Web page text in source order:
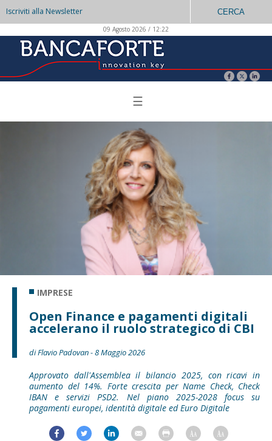
Iscriviti alla Newsletter CERCA
09 Agosto 2026 / 12:22
☰
IMPRESE
Open Finance e pagamenti digitali
accelerano il ruolo strategico di CBI
di Flavio Padovan - 8 Maggio 2026
Approvato dall'Assemblea il bilancio 2025, con ricavi in
aumento del 14%. Forte crescita per Name Check, Check
IBAN e servizi PSD2. Nel piano 2025-2028 focus su
pagamenti europei, identità digitale ed Euro Digitale